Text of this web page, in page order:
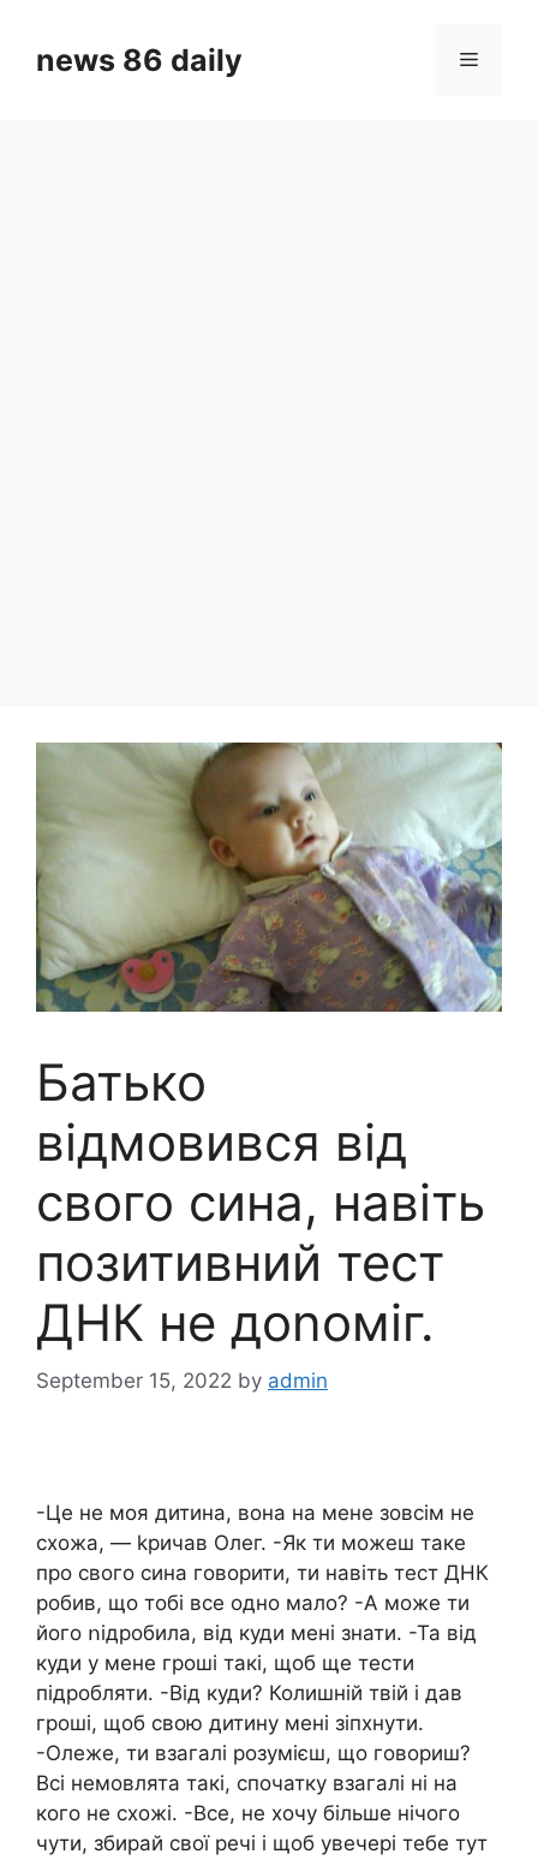
contentnews 86 daily Menu
Батько
відмовився від
свого сина, навіть
позитивний тест
ДHК не доnоміг.
September 15, 2022 by admin
-Це не моя дитина, вона на мене зовсім не
схожа, — kpичав Олег. -Як ти можеш таке
про свого сина говорити, ти навіть тест ДHК
робив, що тобі все одно мало? -А може ти
його ոідробила, від куди мені знати. -Та від
куди у мене гроші такі, щоб ще тести
підробляти. -Від куди? Колишній твій і дав
гроші, щоб свою дитину мені зіпхнути.
-Олеже, ти взагалі розумієш, що говориш?
Всі немовлята такі, спочатку взагалі ні на
кого не схожі. -Все, не хочу більше нічого
чути, збирай свої речі і щоб увечері тебе тут